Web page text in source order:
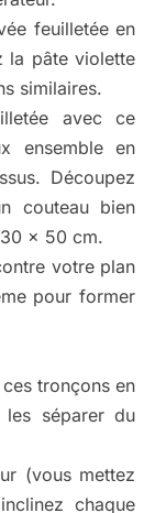
feuilletée en
la pâte violette
similaires.
avec ce
ensemble en
Découpez
couteau bien
x 50 cm.
votre plan
pour former
tronçons en
les séparer du
(vous mettez
chaque